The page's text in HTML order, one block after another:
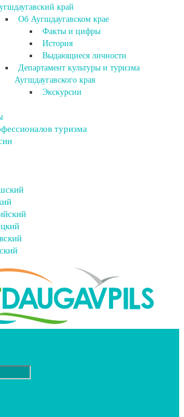
край
Об Аугшдаугавском крае
Факты и цифры
История
Выдающиеся личности
Департамент культуры и туризма
Аугшдаугавского края
Экскурсии
туризма